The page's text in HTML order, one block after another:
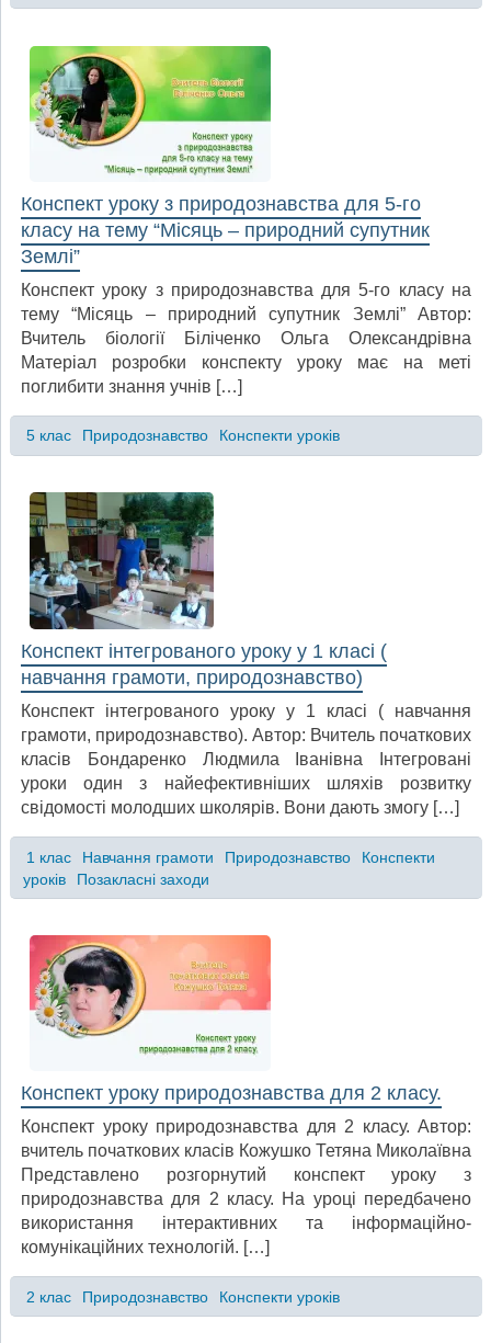
Конспект уроку з природознавства для 5-го
класу на тему “Місяць – природний супутник
Землі”
Конспект уроку з природознавства для 5-го класу на
тему “Місяць – природний супутник Землі” Автор:
Вчитель біології Біліченко Ольга Олександрівна
Матеріал розробки конспекту уроку має на меті
поглибити знання учнів […]
5 клас Природознавство Конспекти уроків
Конспект інтегрованого уроку у 1 класі (
навчання грамоти, природознавство)
Конспект інтегрованого уроку у 1 класі ( навчання
грамоти, природознавство). Автор: Вчитель початкових
класів Бондаренко Людмила Іванівна Інтегровані
уроки один з найефективніших шляхів розвитку
свідомості молодших школярів. Вони дають змогу […]
1 клас Навчання грамоти Природознавство
Конспекти
уроків
Позакласні заходи
Конспект уроку природознавства для 2 класу.
Конспект уроку природознавства для 2 класу. Автор:
вчитель початкових класів Кожушко Тетяна Миколаївна
Представлено розгорнутий конспект уроку з
природознавства для 2 класу. На уроці передбачено
використання інтерактивних та інформаційно-
комунікаційних технологій. […]
2 клас Природознавство Конспекти уроків